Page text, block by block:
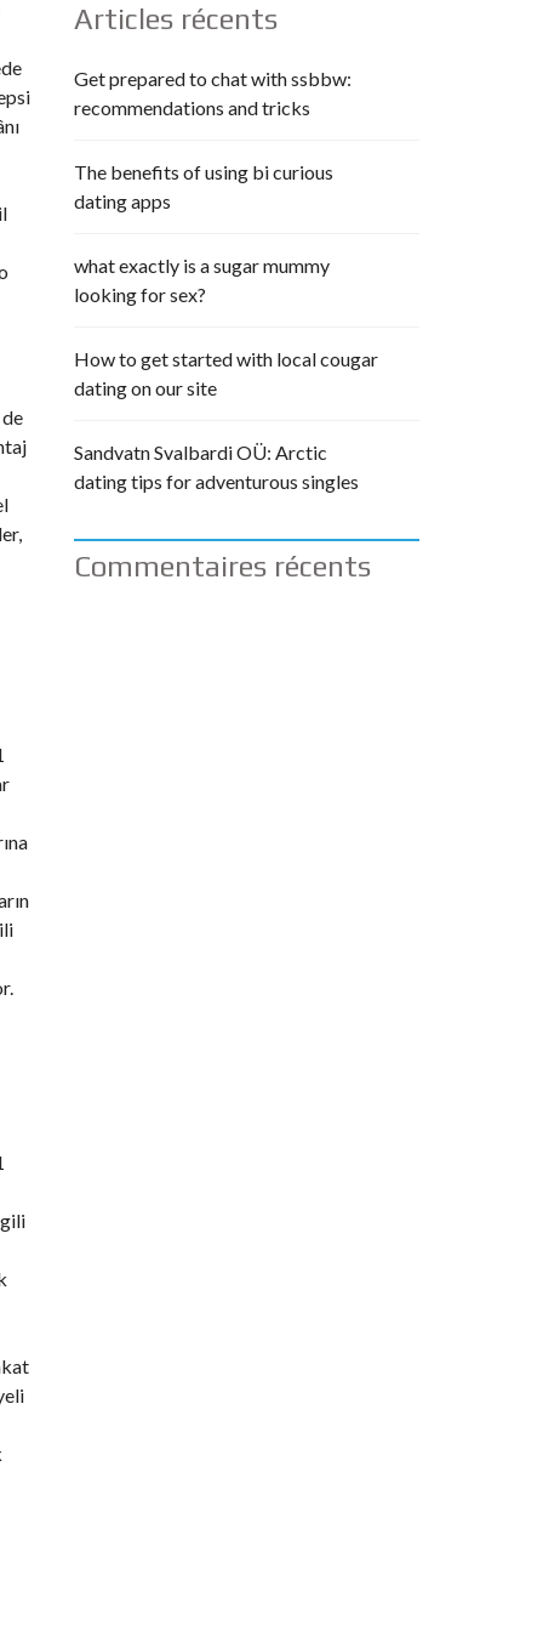
Articles récents
Get prepared to chat with ssbbw:
recommendations and tricks
The benefits of using bi curious
dating apps
what exactly is a sugar mummy
looking for sex?
How to get started with local cougar
dating on our site
Sandvatn Svalbardi OÜ: Arctic
dating tips for adventurous singles
Commentaires récents